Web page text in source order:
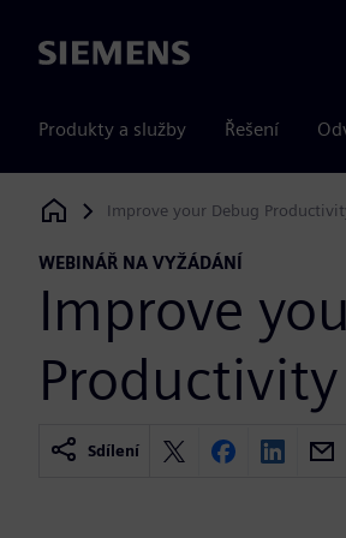
Siemens
Produkty a služby Řešení
Siemens Digital Industries Software
Improve your Debug
WEBINÁŘ NA VYŽÁDÁNÍ
Improve
Productivity
Sdílení